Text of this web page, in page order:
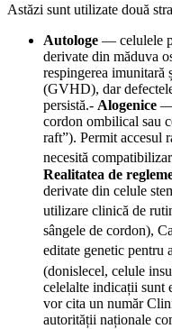
Astăzi sunt utilizate două
Autologe — celulele
derivate din măduva
respingerea imunitară
(GVHD), dar
persistă.- Alogenice —
cordon ombilical sau
raft”). Permit accesul
necesită
Realitatea de
derivate din celule
utilizare clinică de
sângele de cordon),
editate genetic pentru
(donislecel, celule
celelalte indicații sunt
vor cita un număr
autorității naționale